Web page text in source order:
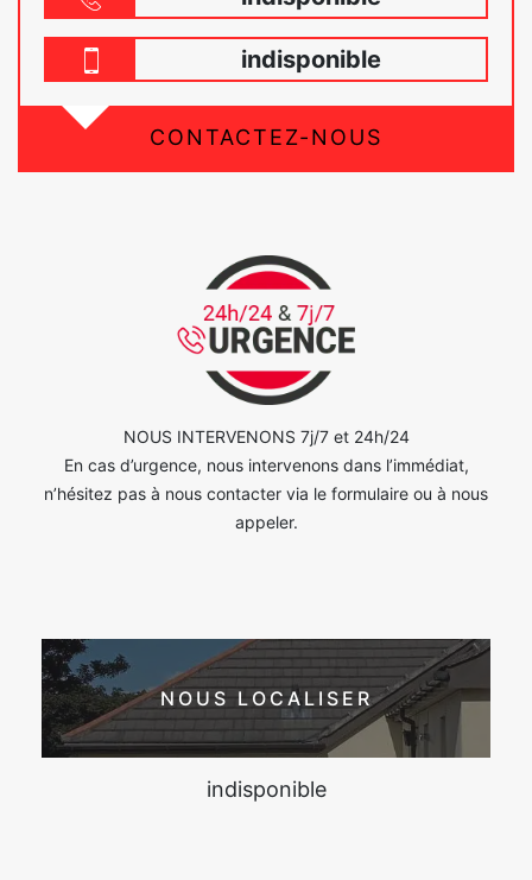
indisponible
CONTACTEZ-NOUS
NOUS INTERVENONS 7j/7 et 24h/24
En cas d’urgence, nous intervenons dans l’immédiat,
n’hésitez pas à nous contacter via le formulaire ou à nous
appeler.
NOUS LOCALISER
indisponible